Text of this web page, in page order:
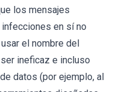
los mensajes
en sí no
el nombre del
ineficaz e incluso
datos (por ejemplo, al